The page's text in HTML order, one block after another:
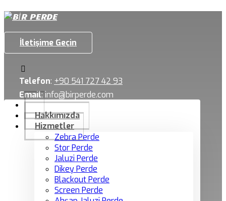
İletişime Geçin
Telefon: +90 541 727 42 93
Email:info@birperde.com
Hakkımızda
Hizmetler
Zebra Perde
Stor Perde
Jaluzi Perde
Dikey Perde
Blackout Perde
Screen Perde